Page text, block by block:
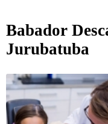
Babador
Jurubatuba